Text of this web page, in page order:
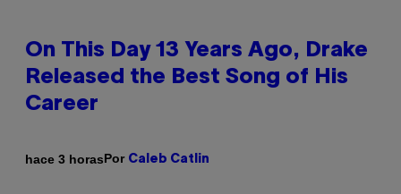
On This Day 13 Years Ago, Drake
Released the Best Song of His
Career
hace 3 horasPor Caleb Catlin